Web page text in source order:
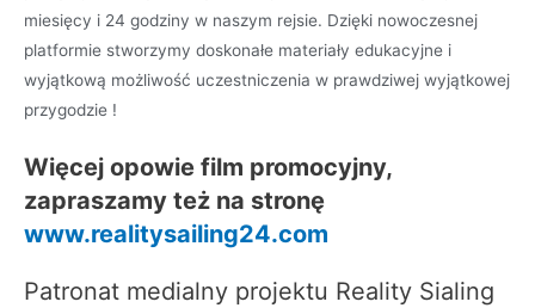
miesięcy i 24 godziny w naszym rejsie. Dzięki nowoczesnej
platformie stworzymy doskonałe materiały edukacyjne i
wyjątkową możliwość uczestniczenia w prawdziwej wyjątkowej
przygodzie !
Więcej opowie film promocyjny,
zapraszamy też na stronę
www.realitysailing24.com
Patronat medialny projektu Reality Sialing